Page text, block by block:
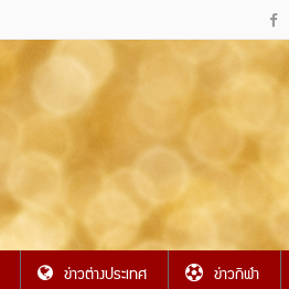
ข่าวต่างประเทศ
ข่าวกีฬา